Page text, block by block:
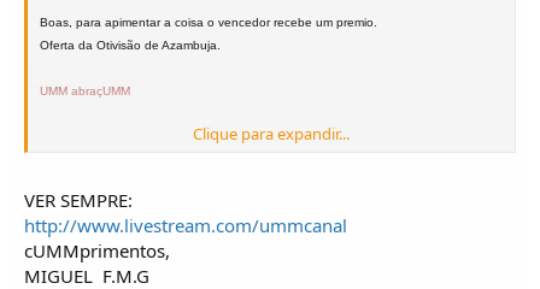
Boas, para apimentar a coisa o vencedor recebe um premio.
Oferta da Otivisão de Azambuja.
UMM abraçUMM
Clique para expandir...
VER SEMPRE:
http://www.livestream.com/ummcanal
cUMMprimentos,
MIGUEL F.M.G